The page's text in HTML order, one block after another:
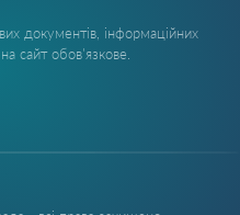
документів, інформаційних
сайт обов'язкове.